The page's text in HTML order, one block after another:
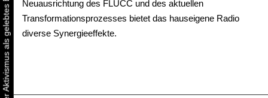
Neuausrichtung des FLUCC und des aktuellen
Transformationsprozesses bietet das hauseigene Radio
diverse Synergieeffekte.